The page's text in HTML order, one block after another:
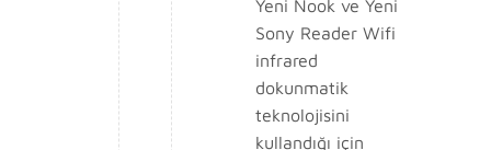
Yeni Nook ve Yeni
Sony Reader Wifi
infrared
dokunmatik
teknolojisini
kullandığı için